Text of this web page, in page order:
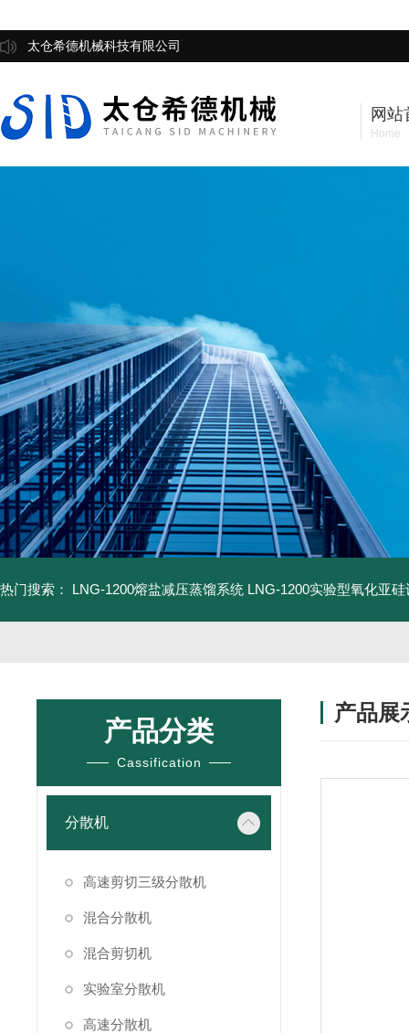
太仓希德机械科技有限公司
网站
Home
热门搜索： LNG-1200熔盐减压蒸馏系统 LNG-1200实验型氧化亚硅
产品分类
Cassification
分散机
高速剪切三级分散机
混合分散机
混合剪切机
实验室分散机
高速分散机
产品展